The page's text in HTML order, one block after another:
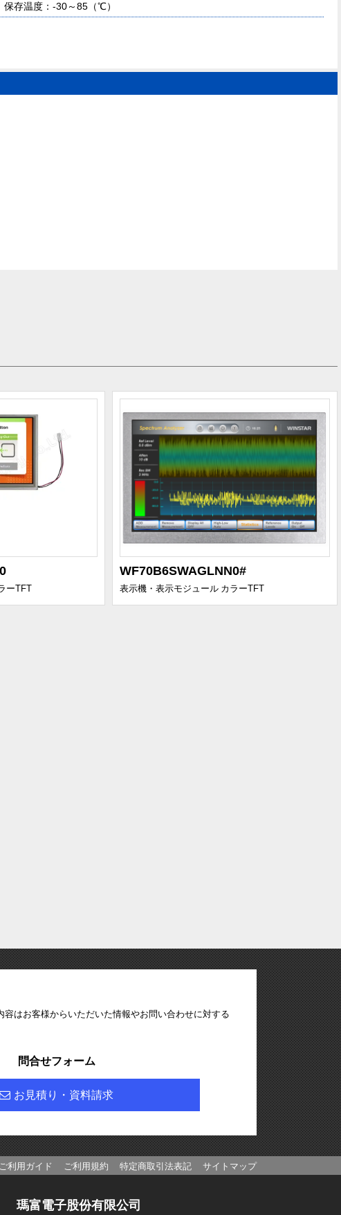
保存温度：-30～85（℃）
ーTFT
WF70B6SWAGLNN0#
表示機・表示モジュール カラーTFT
はお客様からいただいた情報やお問い合わせに対する
問合せフォーム
お見積り・資料請求
ご利用ガイド ご利用規約 特定商取引法表記 サイトマップ
瑪富電子股份有限公司